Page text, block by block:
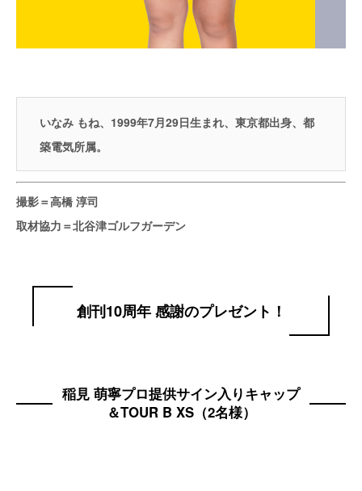
いなみ もね、1999年7月29日生まれ、東京都出身、都
築電気所属。
撮影＝高橋 淳司
取材協力＝北谷津ゴルフガーデン
創刊10周年 感謝のプレゼント！
稲見 萌寧プロ提供サイン入りキャップ
＆TOUR B XS（2名様）